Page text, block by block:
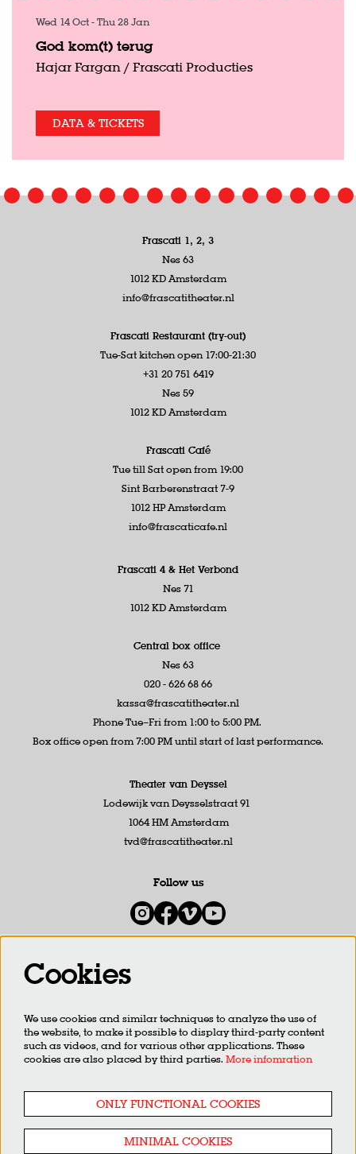
God kom(t) terug
Hajar Fargan / Frascati Producties
Wed 14 Oct-Thu 28 Jan
DATA & TICKETS
Frascati 1, 2, 3
Nes 63
1012 KD Amsterdam
info@frascatitheater.nl
Frascati Restaurant (try-out)
Tue-Sat kitchen open 17:00-21:30
+31 20 751 6419
Nes 59
1012 KD Amsterdam
Frascati Café
Tue till Sat open from 19:00
Sint Barberenstraat 7-9
1012 HP Amsterdam
info@frascaticafe.nl
Frascati 4 & Het Verbond
Nes 71
1012 KD Amsterdam
Central box office
Nes 63
020 - 626 68 66
kassa@frascatitheater.nl
Phone Tue–Fri from 1:00 to 5:00 PM.
Box office open from 7:00 PM until start of last performance.
Theater van Deyssel
Lodewijk van Deysselstraat 91
1064 HM Amsterdam
tvd@frascatitheater.nl
Follow us
SIGN UP
Cookies
We use cookies and similar techniques to analyze the use of
the website, to make it possible to display third-party content
such as videos, and for various other applications. These
cookies are also placed by third parties. More infomration
ONLY FUNCTIONAL COOKIES
MINIMAL COOKIES